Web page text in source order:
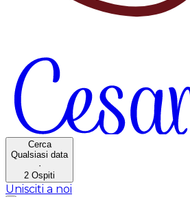
Cerca
Qualsiasi data
·
2 Ospiti
Unisciti a noi